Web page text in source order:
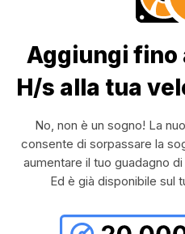
Aggiungi fino
H/s alla tua
No, non è un sogno! La
consente di sorpassare la
aumentare il tuo guadagno
Ed è già disponibile sul